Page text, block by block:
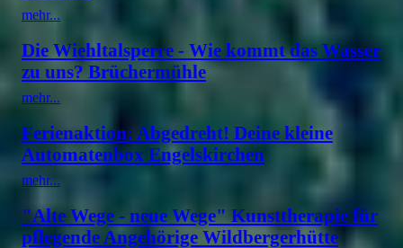
mehr...
Die Wiehltalsperre - Wie kommt das Wasser
zu uns? Brüchermühle
mehr...
Ferienaktion: Abgedreht! Deine kleine
Automatenbox Engelskirchen
mehr...
"Alte Wege - neue Wege" Kunsttherapie für
pflegende Angehörige Wildbergerhütte